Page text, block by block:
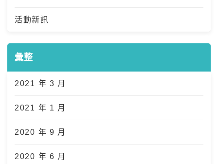
活動新訊
彙整
2021 年 3 月
2021 年 1 月
2020 年 9 月
2020 年 6 月